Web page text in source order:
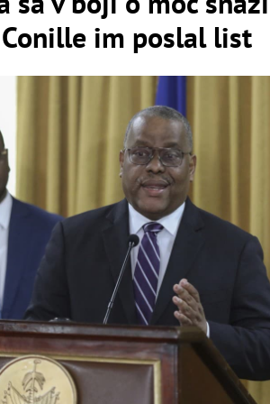
im poslal list